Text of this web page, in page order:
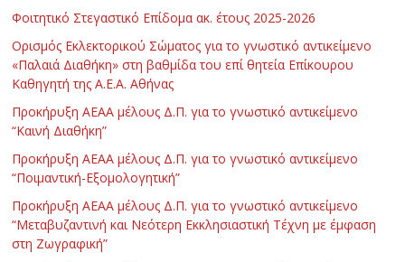
Φοιτητικό Στεγαστικό Επίδομα ακ. έτους 2025-2026
Ορισμός Εκλεκτορικού Σώματος για το γνωστικό αντικείμενο
«Παλαιά Διαθήκη» στη βαθμίδα του επί θητεία Επίκουρου
Καθηγητή της Α.Ε.Α. Αθήνας
Προκήρυξη ΑΕΑΑ μέλους Δ.Π. για το γνωστικό αντικείμενο
“Καινή Διαθήκη”
Προκήρυξη ΑΕΑΑ μέλους Δ.Π. για το γνωστικό αντικείμενο
“Ποιμαντική-Εξομολογητική”
Προκήρυξη ΑΕΑΑ μέλους Δ.Π. για το γνωστικό αντικείμενο
“Μεταβυζαντινή και Νεότερη Εκκλησιαστική Τέχνη με έμφαση
στη Ζωγραφική”